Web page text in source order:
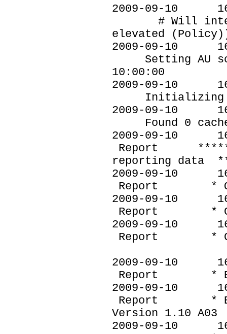
2009-09-10
# Will interact
elevated
2009-09-10
Setting AU
10:00:00
2009-09-10
Initializing
2009-09-10
Found 0
2009-09-
Report
reporting data
2009-09-
Report * OS
2009-09-
Report *
2009-09-
Report *
2009-09-
Report *
2009-09-
Report * Bios
Version 1.10 A03
2009-09-